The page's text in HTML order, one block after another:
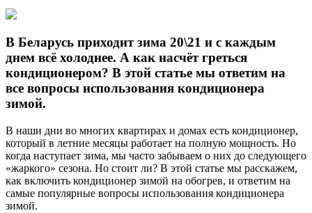
В Беларусь приходит зима 20\21 и с каждым
днем всё холоднее. А как насчёт греться
кондиционером? В этой статье мы ответим на
все вопросы использования кондиционера
зимой.
В наши дни во многих квартирах и домах есть кондиционер,
который в летние месяцы работает на полную мощность. Но
когда наступает зима, мы часто забываем о них до следующего
«жаркого» сезона. Но стоит ли? В этой статье мы расскажем,
как включить кондиционер зимой на обогрев, и ответим на
самые популярные вопросы использования кондиционера
зимой.